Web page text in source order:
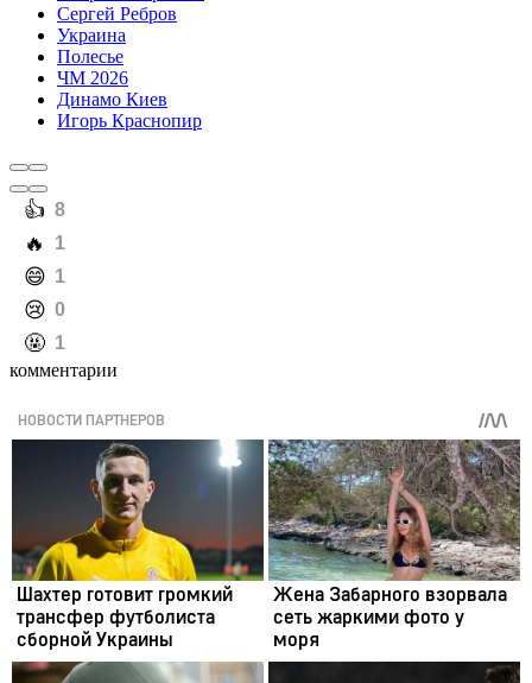
Сергей Ребров
Украина
Полесье
ЧМ 2026
Динамо Киев
Игорь Краснопир
️👍 8
️🔥 1
️😄 1
️😢 0
️🤬 1
комментарии